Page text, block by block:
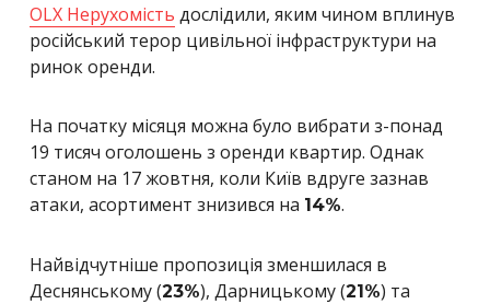
OLX Нерухомість дослідили, яким чином вплинув
російський терор цивільної інфраструктури на
ринок оренди.
На початку місяця можна було вибрати з-понад
19 тисяч оголошень з оренди квартир. Однак
станом на 17 жовтня, коли Київ вдруге зазнав
атаки, асортимент знизився на 14%.
Найвідчутніше пропозиція зменшилася в
Деснянському (23%), Дарницькому (21%) та